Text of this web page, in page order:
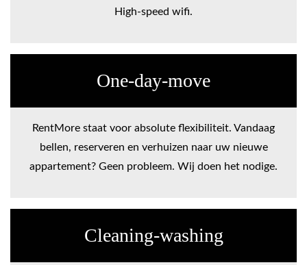
High-speed wifi.
One-day-move
RentMore staat voor absolute flexibiliteit. Vandaag
bellen, reserveren en verhuizen naar uw nieuwe
appartement? Geen probleem. Wij doen het nodige.
Cleaning-washing